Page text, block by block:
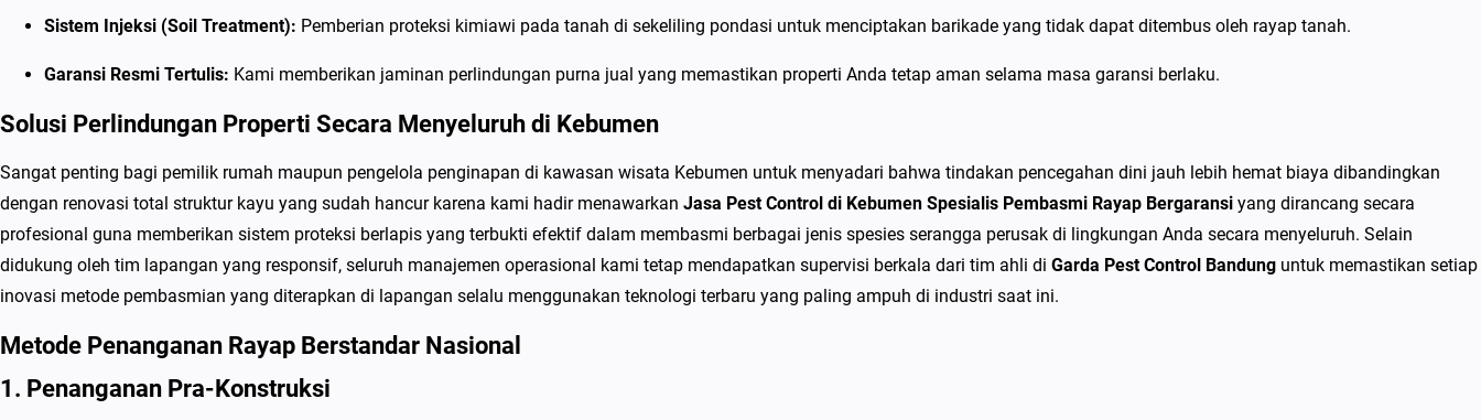
b
m
e
S
p
e
s
i
Sistem Injeksi (Soil Treatment): Pemberian proteksi kimiawi pada tanah di sekeliling pondasi untuk menciptakan barikade yang tidak dapat ditembus oleh rayap tanah.
Garansi Resmi Tertulis: Kami memberikan jaminan perlindungan purna jual yang memastikan properti Anda tetap aman selama masa garansi berlaku.
Solusi Perlindungan Properti Secara Menyeluruh di Kebumen
Sangat penting bagi pemilik rumah maupun pengelola penginapan di kawasan wisata Kebumen untuk menyadari bahwa tindakan pencegahan dini jauh lebih hemat biaya dibandingkan
dengan renovasi total struktur kayu yang sudah hancur karena kami hadir menawarkan Jasa Pest Control di Kebumen Spesialis Pembasmi Rayap Bergaransi yang dirancang secara
profesional guna memberikan sistem proteksi berlapis yang terbukti efektif dalam membasmi berbagai jenis spesies serangga perusak di lingkungan Anda secara menyeluruh. Selain
didukung oleh tim lapangan yang responsif, seluruh manajemen operasional kami tetap mendapatkan supervisi berkala dari tim ahli di Garda Pest Control Bandung untuk memastikan setiap
inovasi metode pembasmian yang diterapkan di lapangan selalu menggunakan teknologi terbaru yang paling ampuh di industri saat ini.
Metode Penanganan Rayap Berstandar Nasional
1. Penanganan Pra-Konstruksi